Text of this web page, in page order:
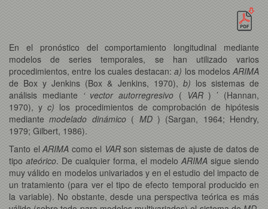
En el pronóstico del comportamiento longitudinal mediante
modelos de series temporales, se han utilizado varios
procedimientos, entre los cuales destacan:a) los modelos ARIMA
de Box y Jenkins (Box & Jenkins, 1970), b) los sistemas de
análisis mediante ‘ vector autorregresivo ( VAR) ’ (Hannan,
1970), yc) los procedimientos de comprobación de hipótesis
mediantemodelado dinámico( MD) (Sargan, 1964; Hendry,
1979; Gilbert, 1986).
Tanto el ARIMA como el VARson sistemas de ajuste de datos de
tipo ateórico. De cualquier forma, el modelo ARIMA sigue siendo
muy válido en modelos univariados y en el estudio del impacto de
un tratamiento (para ver el tipo de efecto temporal producido en
la variable). No obstante, desde una perspectiva teórica es más